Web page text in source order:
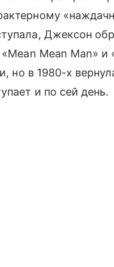
Джексон
Mean Man» и
но в 1980-х
и по сей день.